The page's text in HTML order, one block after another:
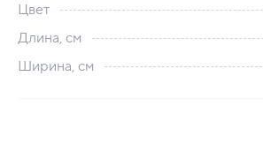
Цвет
Длина, см
Ширина, см